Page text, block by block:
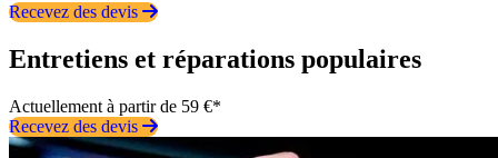
Recevez des devis
Entretiens et réparations populaires
Actuellement à partir de 59 €*
Recevez des devis